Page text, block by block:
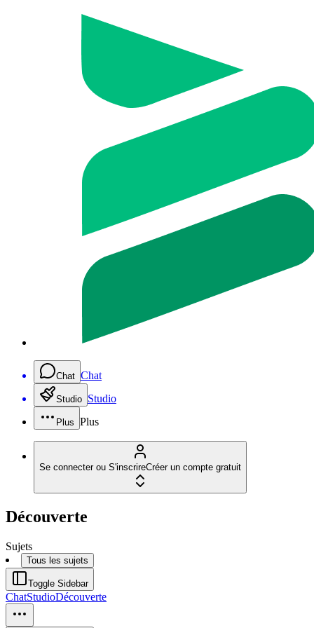
Chat Chat
Studio Studio
Plus Plus
Se connecter ou S'inscrireCréer un compte gratuit
Découverte
Sujets
Tous les sujets
Toggle Sidebar
ChatStudioDécouverte